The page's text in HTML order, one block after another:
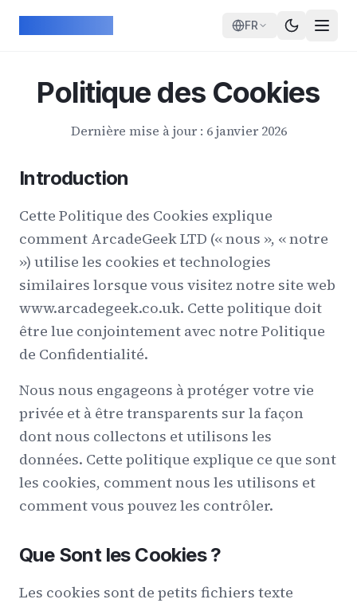
FR
Politique des Cookies
Dernière mise à jour : 6 janvier 2026
Introduction
Cette Politique des Cookies explique
comment ArcadeGeek LTD (« nous », « notre
») utilise les cookies et technologies
similaires lorsque vous visitez notre site web
www.arcadegeek.co.uk. Cette politique doit
être lue conjointement avec notre Politique
de Confidentialité.
Nous nous engageons à protéger votre vie
privée et à être transparents sur la façon
dont nous collectons et utilisons les
données. Cette politique explique ce que sont
les cookies, comment nous les utilisons et
comment vous pouvez les contrôler.
Que Sont les Cookies ?
Les cookies sont de petits fichiers texte